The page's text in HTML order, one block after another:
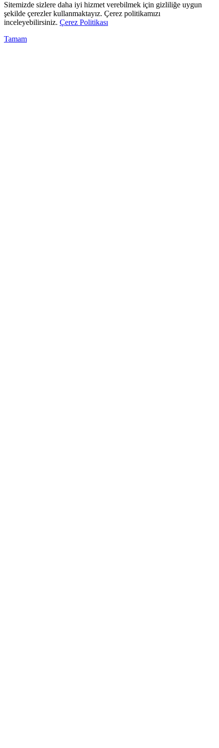
Sitemizde sizlere daha iyi hizmet verebilmek için gizliliğe uygun
şekilde çerezler kullanmaktayız. Çerez politikamızı
inceleyebilirsiniz. Çerez Politikası
Tamam